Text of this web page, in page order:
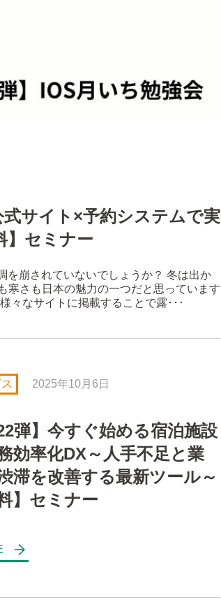
式サイト×予約システムで実
】セミナー
を崩されていないでしょうか？ 冬は出か
寒さも日本の魅力の一つだと思っています
々なサイトに掲載することで露･･･
2025年10月6日
22弾】今すぐ始める宿泊施設
効率化DX～人手不足と業
滞を改善する最新ツール～
】セミナー